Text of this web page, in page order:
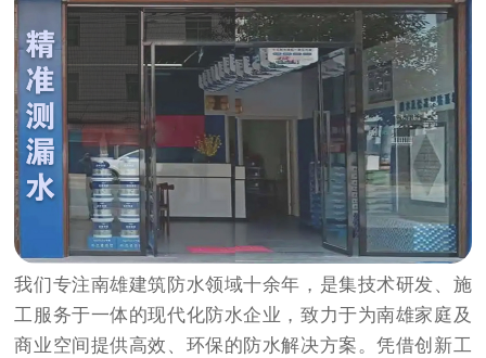
我们专注南雄建筑防水领域十余年，是集技术研发、施
工服务于一体的现代化防水企业，致力于为南雄家庭及
商业空间提供高效、环保的防水解决方案。凭借创新工